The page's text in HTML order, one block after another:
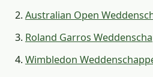
Australian Open
Roland Garros
Wimbledon